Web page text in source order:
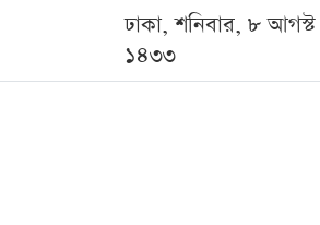
ঢাকা, শনিবার, ৮
১৪৩৩